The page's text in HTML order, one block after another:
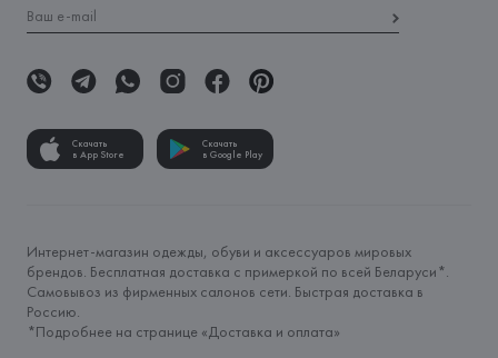
Скачать
в App Store
Скачать
в Google Play
Интернет-магазин одежды, обуви и аксессуаров мировых
брендов. Бесплатная доставка с примеркой по всей Беларуси*.
Самовывоз из фирменных салонов сети. Быстрая доставка в
Россию.
*Подробнее на странице «Доставка и оплата»